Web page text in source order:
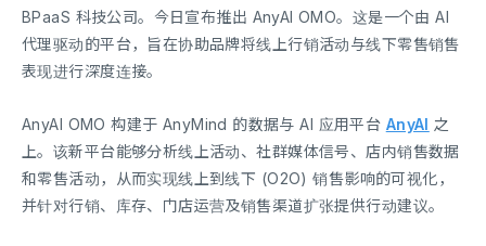
BPaaS 科技公司。今日宣布推出 AnyAI OMO。这是一个由 AI
代理驱动的平台，旨在协助品牌将线上行销活动与线下零售销售
表现进行深度连接。
AnyAI OMO 构建于 AnyMind 的数据与 AI 应用平台 AnyAI 之
上。该新平台能够分析线上活动、社群媒体信号、店内销售数据
和零售活动，从而实现线上到线下 (O2O) 销售影响的可视化，
并针对行销、库存、门店运营及销售渠道扩张提供行动建议。